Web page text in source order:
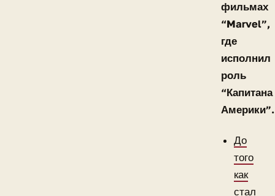
фильмах
“Marvel”,
где
исполнил
роль
“Капитана
Америки”.
До
того
как
стал